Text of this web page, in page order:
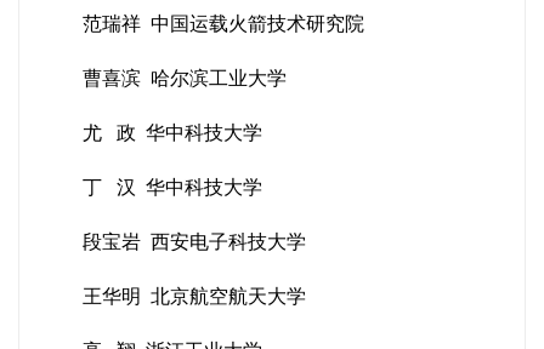
范瑞祥 中国运载火箭技术研究院
曹喜滨 哈尔滨工业大学
尤 政 华中科技大学
丁 汉 华中科技大学
段宝岩 西安电子科技大学
王华明 北京航空航天大学